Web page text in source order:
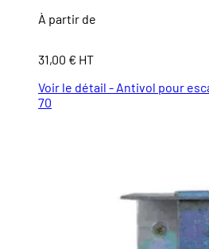
À partir de
31,00 € HT
Voir le détail - Antivol pour
70